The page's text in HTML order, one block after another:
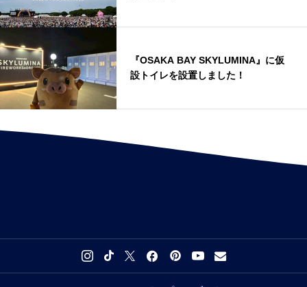
『OSAKA BAY SKYLUMINA』に仮
設トイレを設置しました！